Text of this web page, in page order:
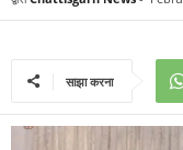
साझा करना